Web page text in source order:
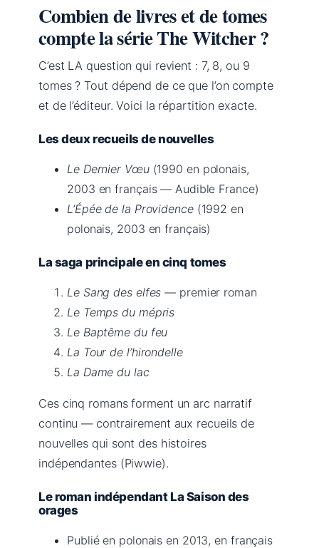
Combien de livres et de tomes
compte la série The Witcher ?
C’est LA question qui revient : 7, 8, ou 9
tomes ? Tout dépend de ce que l’on compte
et de l’éditeur. Voici la répartition exacte.
Les deux recueils de nouvelles
Le Dernier Vœu(1990 en polonais,
2003 en français — Audible France)
L’Épée de la Providence(1992 en
polonais, 2003 en français)
La saga principale en cinq tomes
Le Sang des elfes — premier roman
Le Temps du mépris
Le Baptême du feu
La Tour de l’hirondelle
La Dame du lac
Ces cinq romans forment un arc narratif
continu — contrairement aux recueils de
nouvelles qui sont des histoires
indépendantes (Piwwie).
Le roman indépendant La Saison des
orages
Publié en polonais en 2013, en français